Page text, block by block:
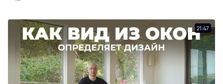
21:47